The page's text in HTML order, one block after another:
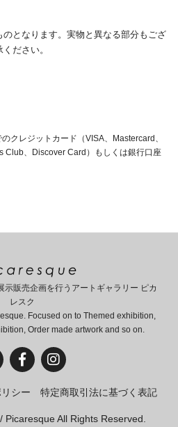
となります。実物と異なる部分もござ
ださい。
クレジットカード（VISA、Mastercard、
Club、Discover Card）もしくは銀行口座
示販売企画を行うアートギャラリー ピカ
レスク
Focused on to Themed exhibition,
Order made artwork and so on.
シー 特定商取引法に基づく表記
All Rights Reserved.